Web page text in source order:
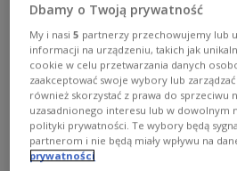
Der polnische Premierminister Donald Tusk
nach der Tagung des Europäischen Rates
(aldg) PAP/Wiktor Dąbkowski PAP/Wiktor
Die EU hat die von Polen
Verteidigungsinitiative
als strategische Priorität
Ministerpräsident Donald
Dbamy o Twoją prywatność
My i nasi5 partnerzy przechowujemy lub
informacji na urządzeniu, takich jak
cookie w celu przetwarzania danych
zaakceptować swoje wybory lub
również skorzystać z prawa do sprzeciwu
uzasadnionego interesu lub w dowolnym
polityki prywatności. Te wybory będą
partnerom i nie będą miały wpływu na
prywatności